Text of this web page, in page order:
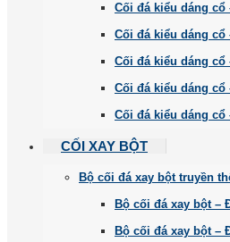
Cối đá kiểu dáng
Cối đá kiểu dáng
Cối đá kiểu dáng
Cối đá kiểu dáng
Cối đá kiểu dáng
CỐI XAY BỘT
Bộ cối đá xay bột truyền
Bộ cối đá xay bột –
Bộ cối đá xay bột –